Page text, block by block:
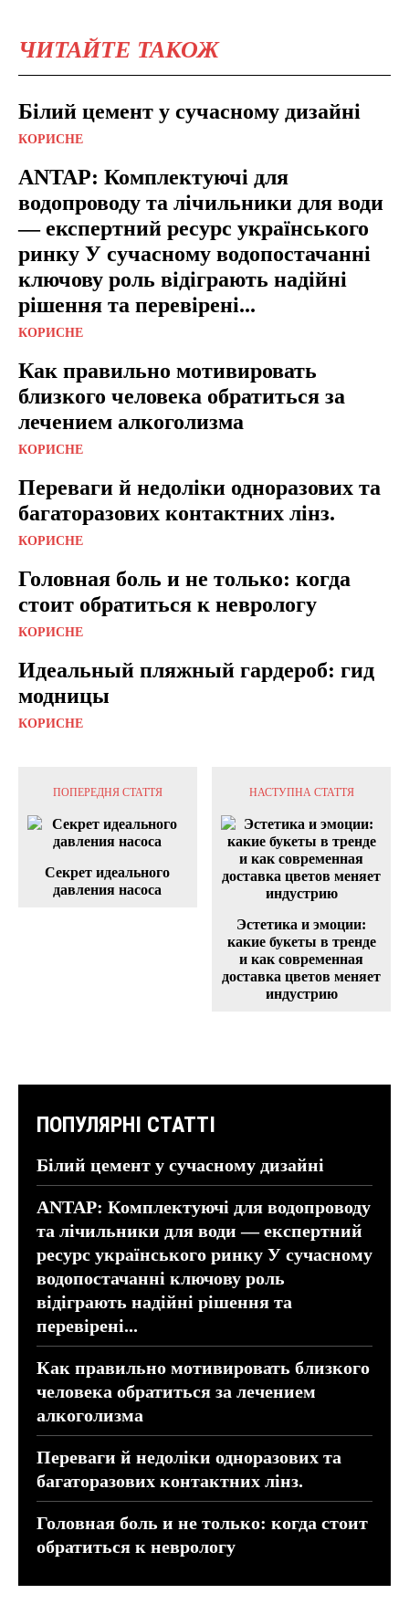
ЧИТАЙТЕ ТАКОЖ
Білий цемент у сучасному дизайні
КОРИСНЕ
ANTAP: Комплектуючі для
водопроводу та лічильники для води
— експертний ресурс українського
ринку У сучасному водопостачанні
ключову роль відіграють надійні
рішення та перевірені...
КОРИСНЕ
Как правильно мотивировать
близкого человека обратиться за
лечением алкоголизма
КОРИСНЕ
Переваги й недоліки одноразових та
багаторазових контактних лінз.
КОРИСНЕ
Головная боль и не только: когда
стоит обратиться к неврологу
КОРИСНЕ
Идеальный пляжный гардероб: гид
модницы
КОРИСНЕ
ПОПЕРЕДНЯ СТАТТЯ
Секрет идеального
давления насоса
НАСТУПНА СТАТТЯ
Эстетика и эмоции:
какие букеты в тренде
и как современная
доставка цветов меняет
индустрию
ПОПУЛЯРНІ СТАТТІ
Білий цемент у сучасному дизайні
ANTAP: Комплектуючі для водопроводу
та лічильники для води — експертний
ресурс українського ринку У сучасному
водопостачанні ключову роль
відіграють надійні рішення та
перевірені...
Как правильно мотивировать близкого
человека обратиться за лечением
алкоголизма
Переваги й недоліки одноразових та
багаторазових контактних лінз.
Головная боль и не только: когда стоит
обратиться к неврологу